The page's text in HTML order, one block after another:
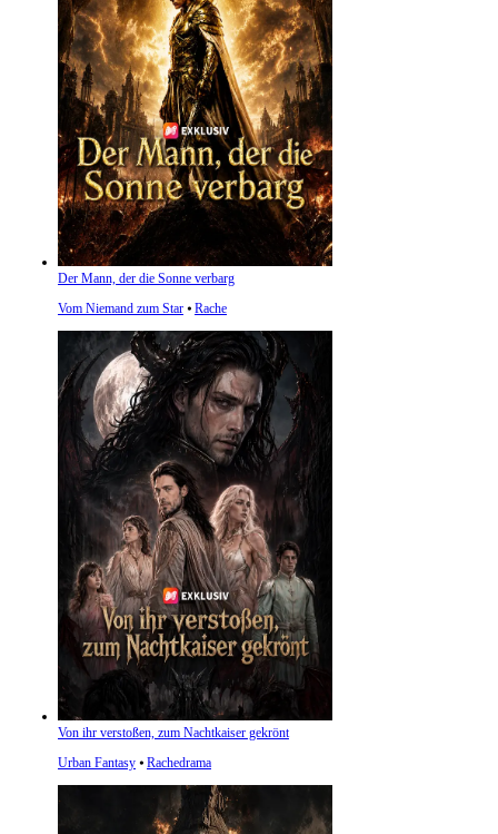
Der Mann, der die Sonne verbarg
Vom Niemand zum Star ⦁ Rache
Von ihr verstoßen, zum Nachtkaiser gekrönt
Urban Fantasy ⦁ Rachedrama